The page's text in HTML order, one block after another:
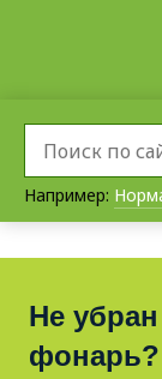
Например:
Не
фонарь?